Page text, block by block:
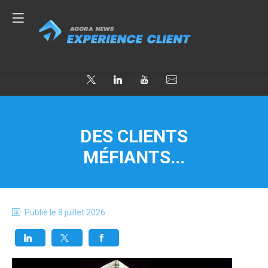
DES CLIENTS
MÉFIANTS...
Publié le 8 juillet 2026